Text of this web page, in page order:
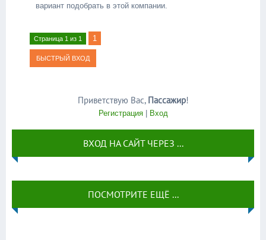
вариант подобрать в этой компании.
Страница 1 из 1 1
Приветствую Вас, Пассажир!
Регистрация| Вход
ВХОД НА САЙТ ЧЕРЕЗ ...
ПОСМОТРИТЕ ЕЩЁ ...